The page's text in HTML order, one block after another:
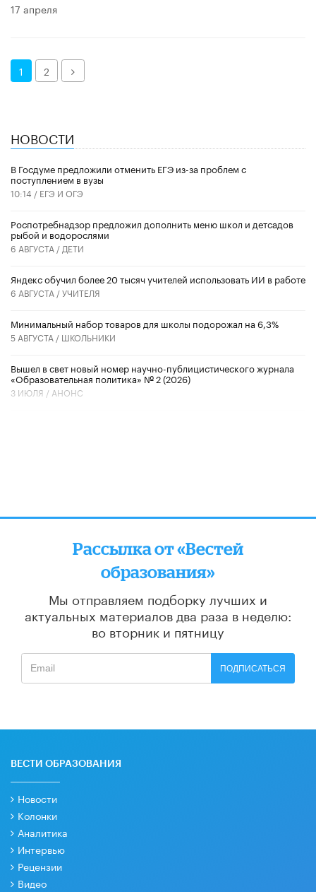
17 апреля
1 2 Далее
НОВОСТИ
В Госдуме предложили отменить ЕГЭ из-за проблем с
поступлением в вузы
10:14 / ЕГЭ И ОГЭ
Роспотребнадзор предложил дополнить меню школ и детсадов
рыбой и водорослями
6 АВГУСТА / ДЕТИ
​Яндекс обучил более 20 тысяч учителей использовать ИИ в работе
6 АВГУСТА /УЧИТЕЛЯ
Минимальный набор товаров для школы подорожал на 6,3%
5 АВГУСТА / ШКОЛЬНИКИ
Вышел в свет новый номер научно-публицистического журнала
«Образовательная политика» № 2 (2026)
3 ИЮЛЯ / АНОНС
Рассылка от «Вестей
образования»
Мы отправляем подборку лучших и
актуальных материалов два раза в неделю:
во вторник и пятницу
ПОДПИСАТЬСЯ
ВЕСТИ ОБРАЗОВАНИЯ
Новости
Колонки
Аналитика
Интервью
Рецензии
Видео